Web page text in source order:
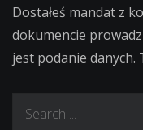
Dostałeś mandat z
dokumencie
jest podanie